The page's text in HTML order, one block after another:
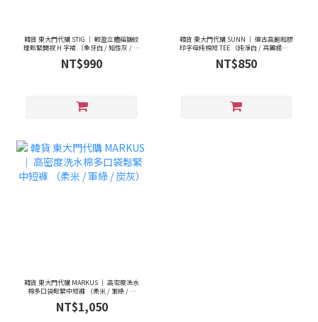
韓貨 東大門代購 STIG ｜ 輕盈立體褶皺紋
理鬆緊開衩 H 字裙 （象牙白 / 知性灰 / 經
典黑）
NT$990
韓貨 東大門代購 SUNN ｜ 復古高飽和膠
印字母純棉短 TEE （純淨白 / 亮麗橘紅 /
內斂深紫 / 柔霧淺卡其）
NT$850
韓貨 東大門代購 MARKUS ｜ 高密度洗水
棉多口袋鬆緊中短褲 （柔米 / 軍綠 / 炭
NT$1,050